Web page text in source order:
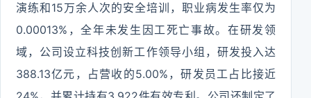
演练和15万余人次的安全培训，职业病发生率仅为
0.00013%，全年未发生因工死亡事故。在研发领
域，公司设立科技创新工作领导小组，研发投入达
388.13亿元，占营收的5.00%，研发员工占比接近